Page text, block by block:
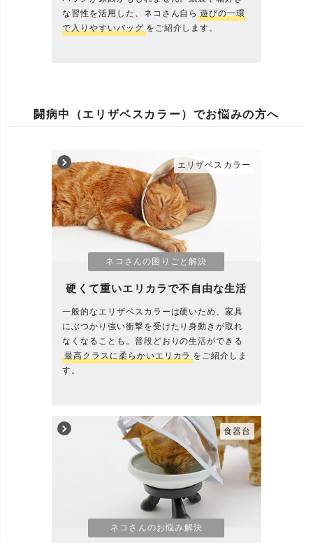
な習性を活用した、ネコさん自ら 遊びの一環
で入りやすいバッグ をご紹介します。
闘病中（エリザベスカラー）でお悩みの方へ
ネコさんの困りごと解決
硬くて重いエリカラで不自由な生活
一般的なエリザベスカラーは硬いため、家具
にぶつかり強い衝撃を受けたり身動きが取れ
なくなることも。普段どおりの生活ができる
最高クラスに柔らかいエリカラ をご紹介しま
す。
エリザベスカラー
ネコさんのお悩み解決
食器台